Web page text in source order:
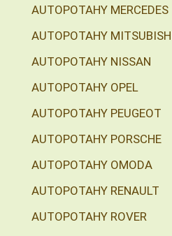
AUTOPOTAHY MERCEDES
AUTOPOTAHY
AUTOPOTAHY NISSAN
AUTOPOTAHY OPEL
AUTOPOTAHY PEUGEOT
AUTOPOTAHY PORSCHE
AUTOPOTAHY OMODA
AUTOPOTAHY RENAULT
AUTOPOTAHY ROVER